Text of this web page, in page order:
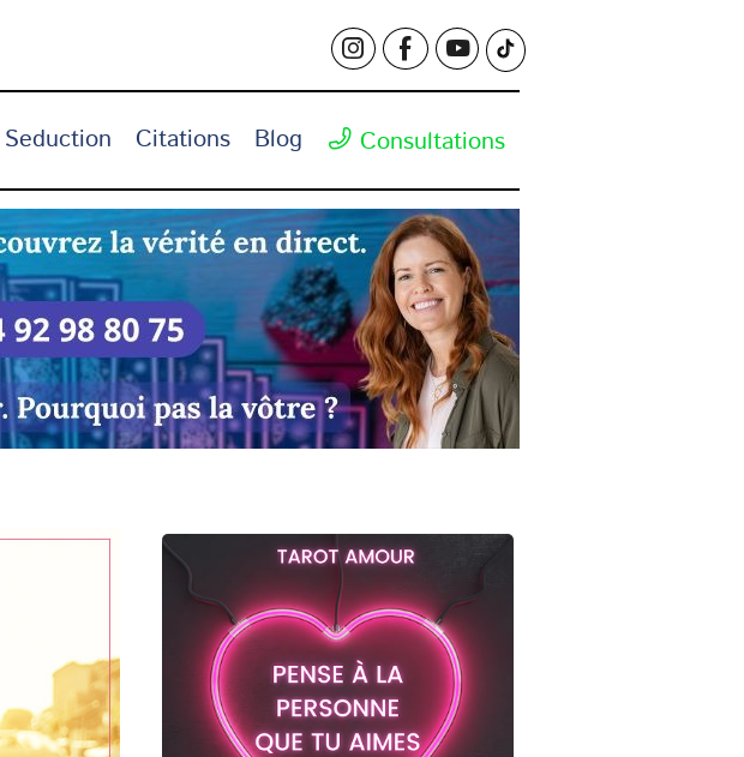
Seduction Citations Blog Consultations